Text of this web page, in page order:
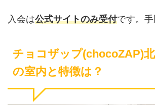
入会は公式サイトのみ受付です。
チョコザップ(chocoZAP)
の室内と特徴は？